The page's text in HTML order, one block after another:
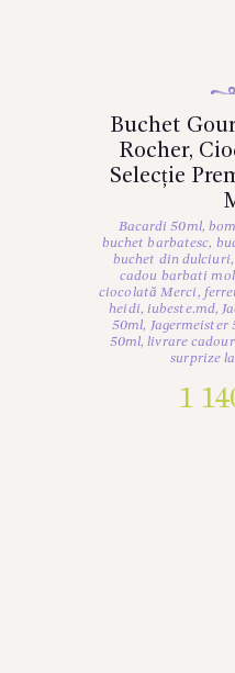
Buchet
Rocher,
Selecție
Bacardi 50ml,
buchet barbatesc,
buchet din dulciuri,
cadou barbati
ciocolată Merci,
heidi, iubeste.md,
50ml, Jagermeister
50ml,livrare
surprize
1